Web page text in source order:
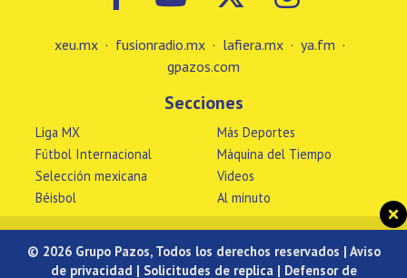
xeu.mx · fusionradio.mx · lafiera.mx · ya.fm ·
gpazos.com
Secciones
Liga MX
Fútbol Internacional
Selección mexicana
Béisbol
Más Deportes
Máquina del Tiempo
Videos
Al minuto
© 2026 Grupo Pazos, Todos los derechos reservados | Aviso
de privacidad | Solicitudes de replica| Defensor de